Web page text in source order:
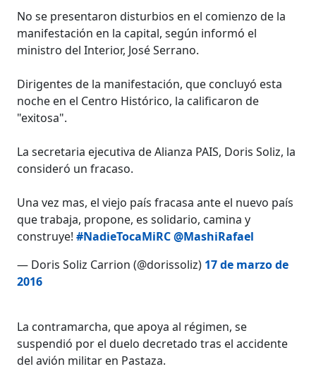
No se presentaron disturbios en el comienzo de la
manifestación en la capital, según informó el
ministro del Interior, José Serrano.
Dirigentes de la manifestación, que concluyó esta
noche en el Centro Histórico, la calificaron de
"exitosa".
La secretaria ejecutiva de Alianza PAIS, Doris Soliz, la
consideró un fracaso.
Una vez mas, el viejo país fracasa ante el nuevo país
que trabaja, propone, es solidario, camina y
construye!#NadieTocaMiRC@MashiRafael
— Doris Soliz Carrion (@dorissoliz) 17 de marzo de
2016
La contramarcha, que apoya al régimen, se
suspendió por el duelo decretado tras el accidente
del avión militar en Pastaza.